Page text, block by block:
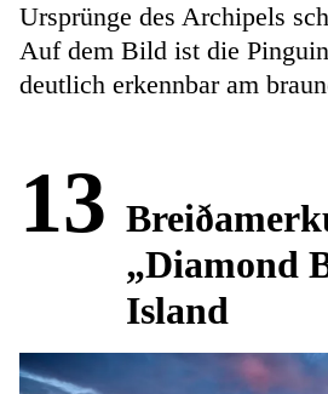
Ursprünge des Archipels
Auf dem Bild ist die
deutlich erkennbar am
13
„Diamond
Island